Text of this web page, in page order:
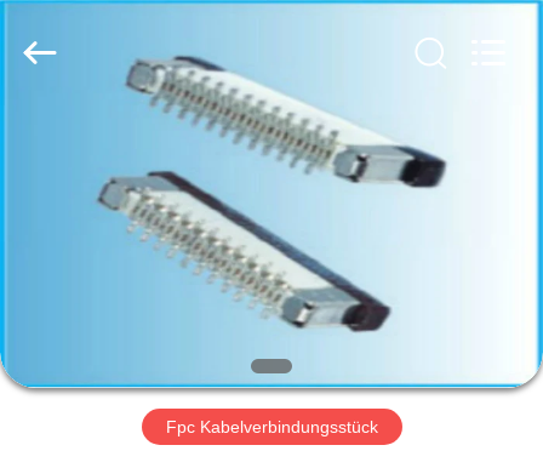
PRODUKTE
FABRIK-
AUSFLUG
Rights
Reserved.
Fpc Kabelverbindungsstück